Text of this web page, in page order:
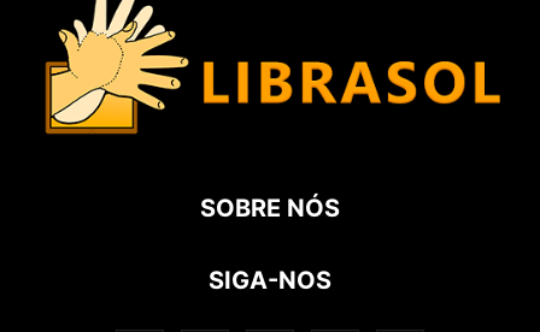
SOBRE NÓS
SIGA-NOS